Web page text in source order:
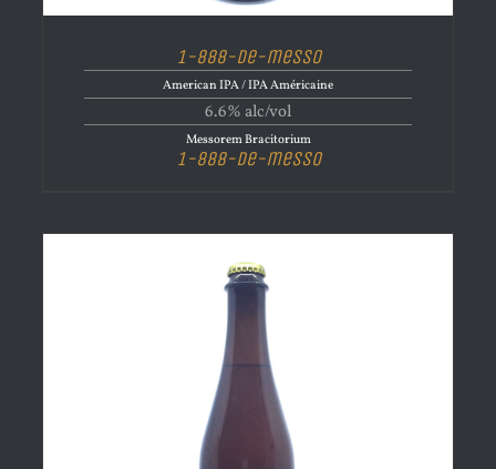
1-888-de-messo
American IPA / IPA Américaine
6.6% alc/vol
Messorem Bracitorium
1-888-de-messo